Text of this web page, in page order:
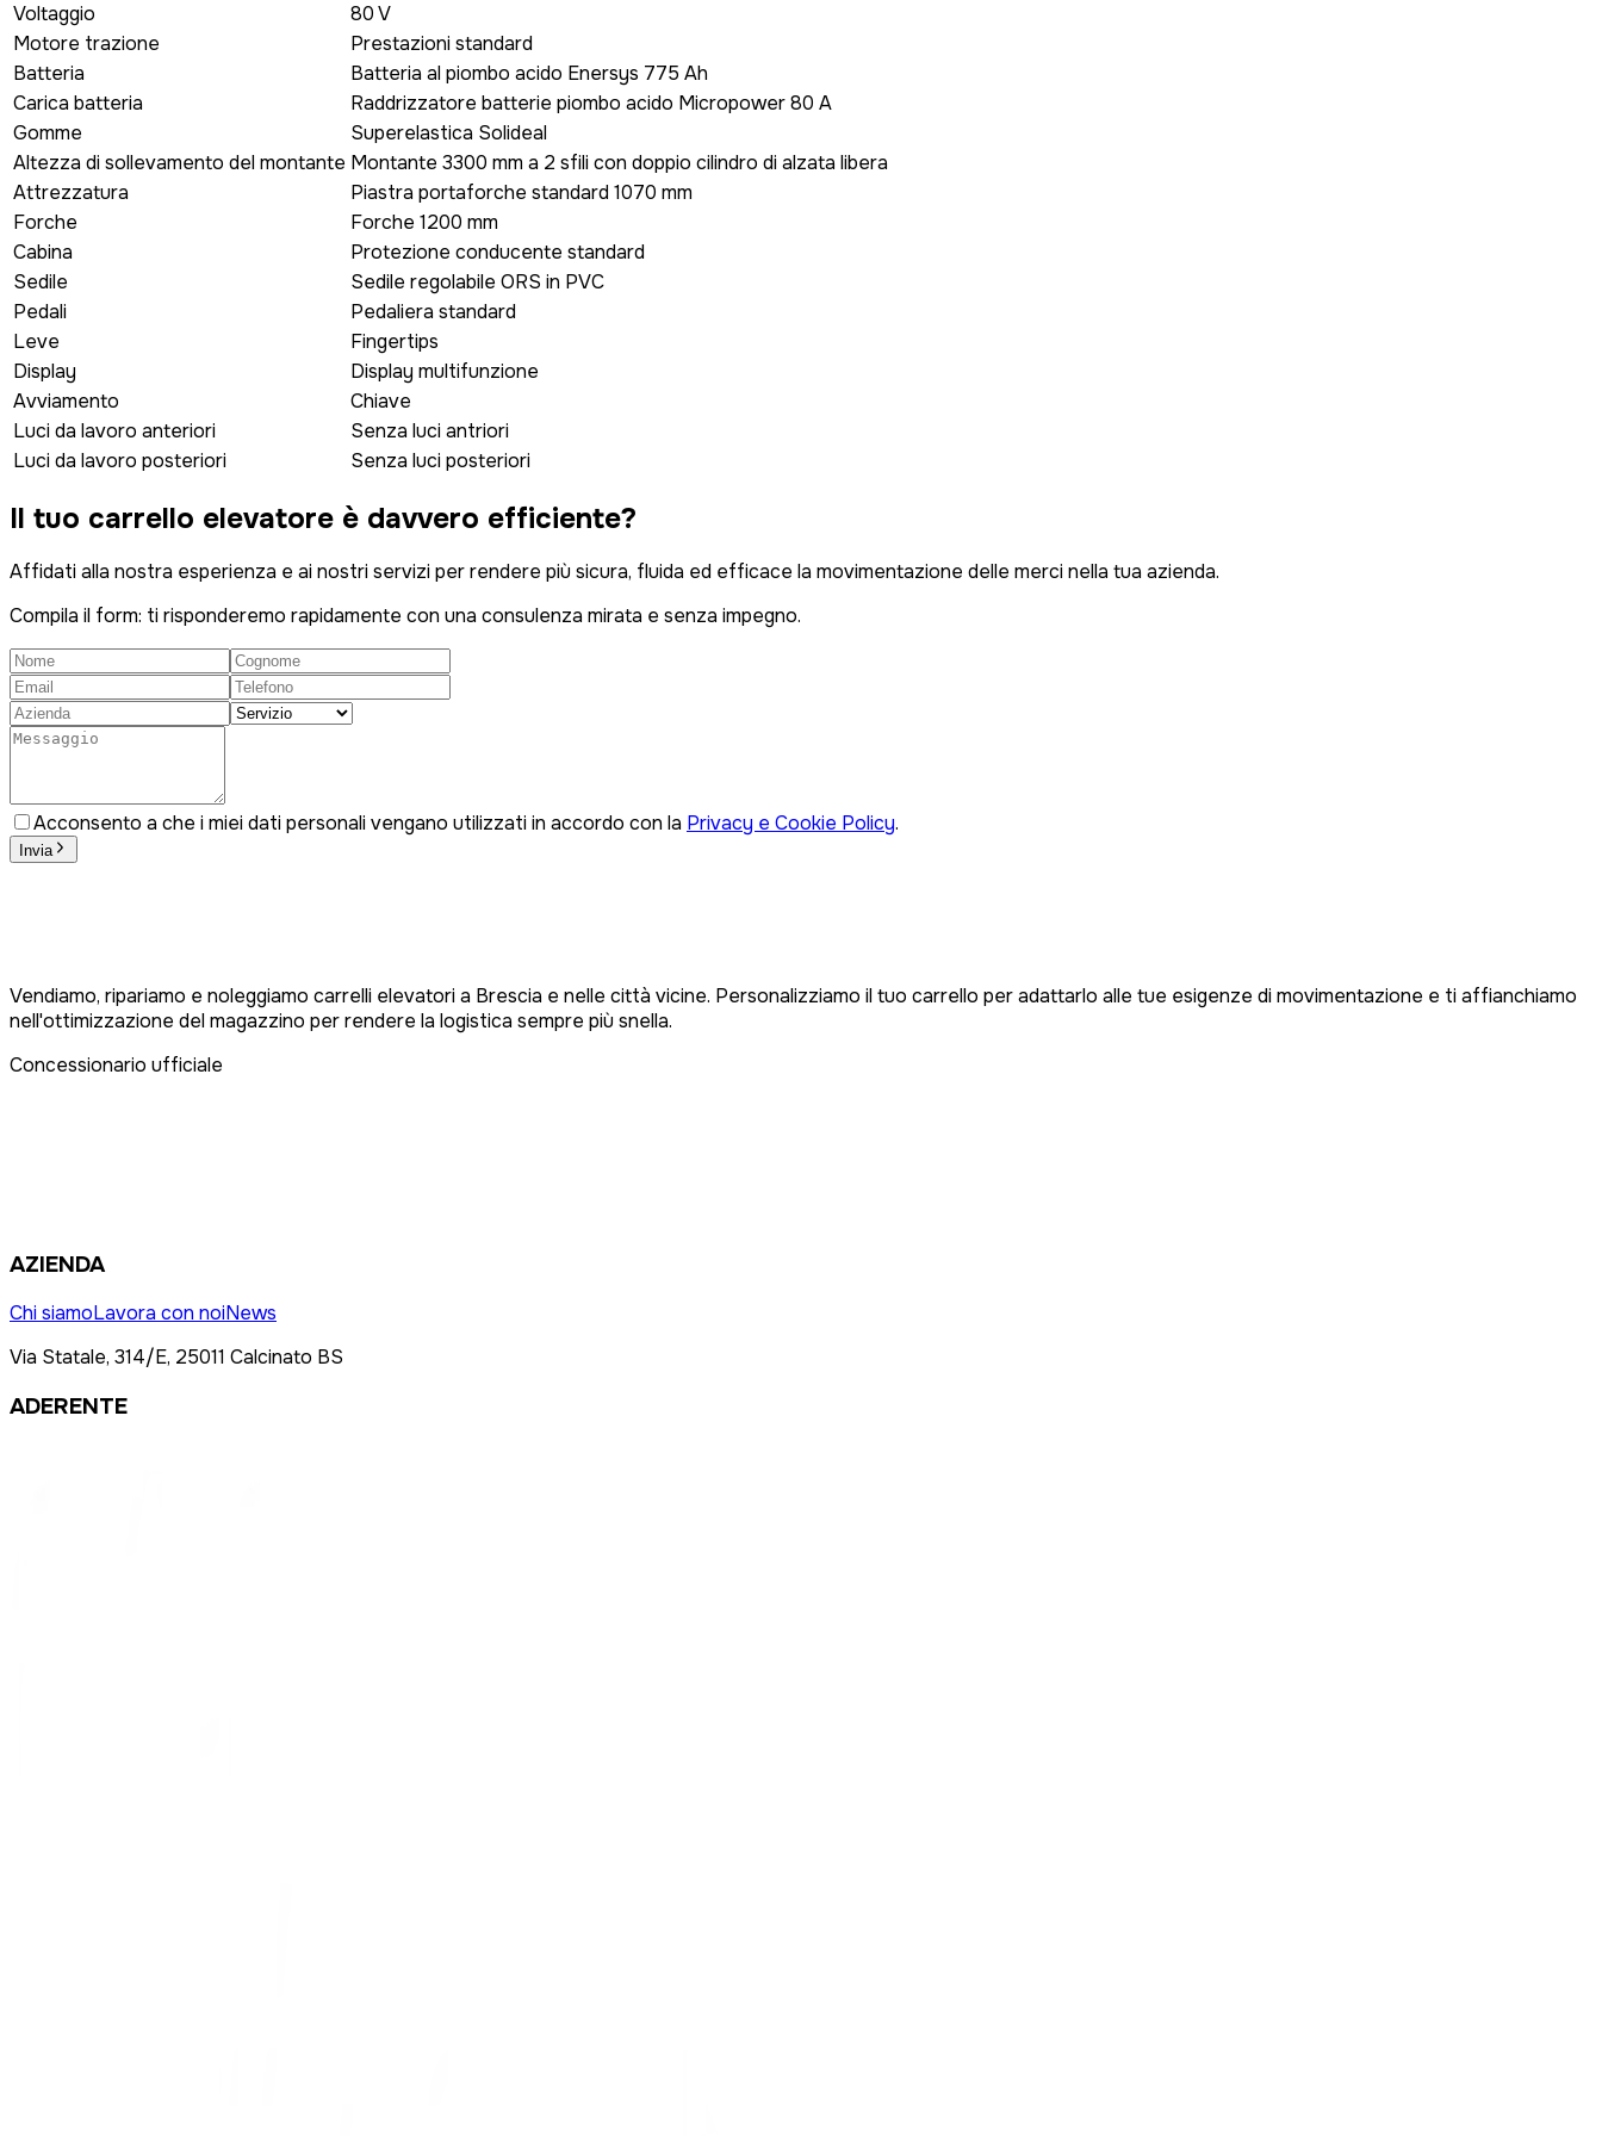
Voltaggio
80 V
Motore trazione
Prestazioni standard
Batteria
Batteria al piombo acido Enersys 775 Ah
Carica batteria
Raddrizzatore batterie piombo acido Micropower 80 A
Gomme
Superelastica Solideal
Altezza di sollevamento del montante Montante 3300 mm a 2 sfili con doppio cilindro di alzata libera
Attrezzatura
Piastra portaforche standard 1070 mm
Forche
Forche 1200 mm
Cabina
Protezione conducente standard
Sedile
Sedile regolabile ORS in PVC
Pedali
Pedaliera standard
Leve
Fingertips
Display
Display multifunzione
Avviamento
Chiave
Luci da lavoro anteriori
Senza luci antriori
Luci da lavoro posteriori
Senza luci posteriori
Il tuo carrello elevatore è davvero efficiente?
Affidati alla nostra esperienza e ai nostri servizi per rendere più sicura, fluida ed efficace la movimentazione delle merci nella tua azienda.
Compila il form: ti risponderemo rapidamente con una consulenza mirata e senza impegno.
Acconsento a che i miei dati personali vengano utilizzati in accordo con la Privacy e Cookie Policy.
Invia
Vendiamo, ripariamo e noleggiamo carrelli elevatori a Brescia e nelle città vicine. Personalizziamo il tuo carrello per adattarlo alle tue esigenze di movimentazione e ti affianchiamo
nell'ottimizzazione del magazzino per rendere la logistica sempre più snella.
Concessionario ufficiale
AZIENDA
Chi siamoLavora con noiNews
Via Statale, 314/E, 25011 Calcinato BS
ADERENTE